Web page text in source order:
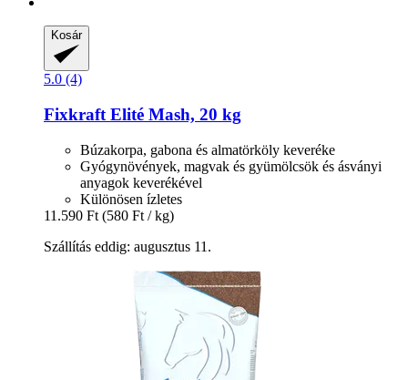
Kosár
5.0 (4)
Fixkraft Elité Mash, 20 kg
Búzakorpa, gabona és almatörköly keveréke
Gyógynövények, magvak és gyümölcsök és ásványi
anyagok keverékével
Különösen ízletes
11.590 Ft (580 Ft / kg)
Szállítás eddig: augusztus 11.